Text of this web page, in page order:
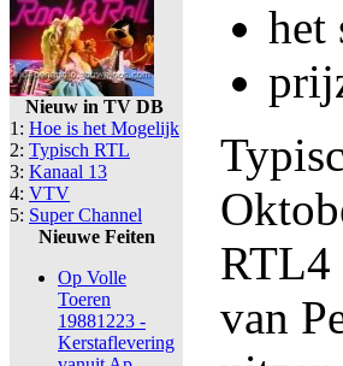
Nieuw in TV DB
1: Hoe is het Mogelijk
2: Typisch RTL
3: Kanaal 13
4: VTV
5: Super Channel
Nieuwe Feiten
Op Volle
Toeren
19881223 -
Kerstaflevering
het
RTL4
van